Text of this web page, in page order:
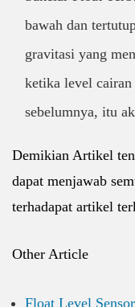
bawah dan
gravitasi yang
ketika level
sebelumnya, itu
Demikian Artikel
dapat menjawab
terhadapat artikel
Other Article
Float Level Sensor